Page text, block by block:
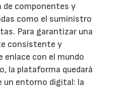
de componentes y
como el suministro
Para garantizar una
consistente y
enlace con el mundo
la plataforma quedará
un entorno digital: la